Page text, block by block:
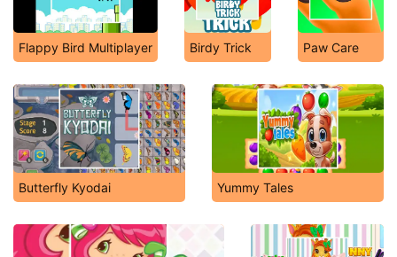
Flappy Bird Multiplayer Birdy Trick Paw Care
Butterfly Kyodai Yummy Tales